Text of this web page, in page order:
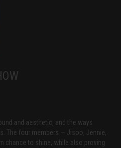
and aesthetic, and the ways
The four members — Jisoo, Jennie,
chance to shine, while also proving